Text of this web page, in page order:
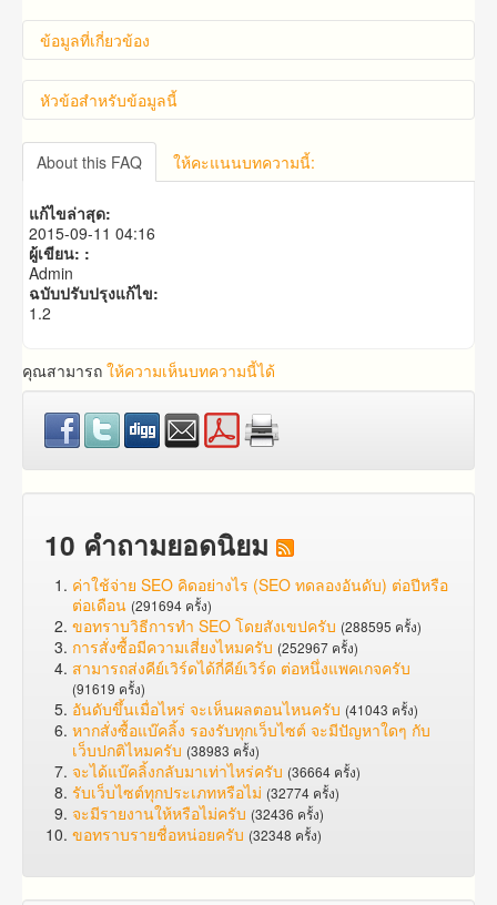
ข้อมูลที่เกี่ยวข้อง
หัวข้อสำหรับข้อมูลนี้
คำถาม​ก่อน​การ​สั่งซื้อ​
คำถาม​เกี่ยว​กับ​แพ็คเก็จ​เสริม
About this FAQ ให้คะแนนบทความนี้:
แก้ไขล่าสุด:
2015-09-11 04:16
ผู้เขียน: :
Admin
ฉบับปรับปรุงแก้ไข:
1.2
คุณสามารถ ให้ความเห็นบทความนี้ได้
10 คำถามยอดนิยม
ค่าใช้จ่าย SEO คิดอย่างไร (SEO ทดลองอันดับ) ต่อปีหรือ
ต่อเดือน (291694 ครั้ง)
ขอทราบวิธีการทำ SEO โดยสังเขปครับ (288595 ครั้ง)
การสั่งซื้อมีความเสี่ยงไหมครับ (252967 ครั้ง)
สามารถส่งคีย์เวิร์ดได้กี่คีย์เวิร์ด ต่อหนึ่งแพคเกจครับ
(91619 ครั้ง)
อันดับขึ้นเมื่อไหร่ จะเห็นผลตอนไหนครับ (41043 ครั้ง)
หากสั่งซื้อแบ๊คลิ้ง รองรับทุกเว็บไซต์ จะมีปัญหาใดๆ กับ
เว็บปกติไหมครับ (38983 ครั้ง)
จะได้แบ๊คลิ้งกลับมาเท่าไหร่ครับ (36664 ครั้ง)
รับเว็บไซต์ทุกประเภทหรือไม่ (32774 ครั้ง)
จะมีรายงานให้หรือไม่ครับ (32436 ครั้ง)
ขอทราบรายชื่อหน่อยครับ (32348 ครั้ง)